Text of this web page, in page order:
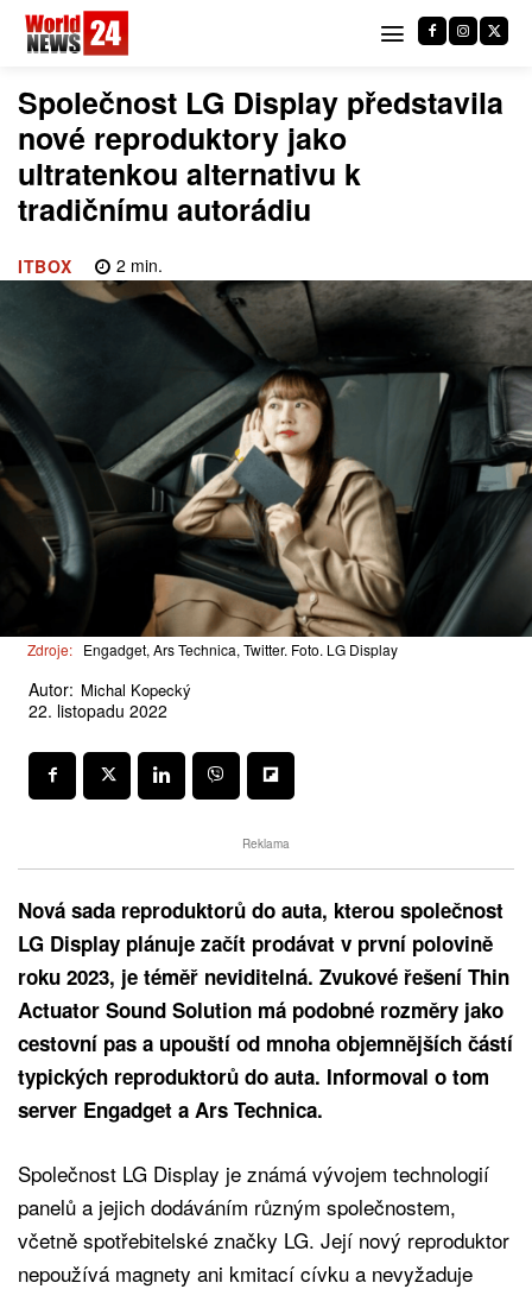
Společnost LG Display představila
nové reproduktory jako
ultratenkou alternativu k
tradičnímu autorádiu
ITBOX 2 min.
Zdroje: Engadget, Ars Technica, Twitter. Foto. LG Display
Autor: Michal Kopecký
22. listopadu 2022
Reklama
Nová sada reproduktorů do auta, kterou společnost
LG Display plánuje začít prodávat v první polovině
roku 2023, je téměř neviditelná. Zvukové řešení Thin
Actuator Sound Solution má podobné rozměry jako
cestovní pas a upouští od mnoha objemnějších částí
typických reproduktorů do auta. Informoval o tom
server Engadget a Ars Technica.
Společnost LG Display je známá vývojem technologií
panelů a jejich dodáváním různým společnostem,
včetně spotřebitelské značky LG. Její nový reproduktor
nepoužívá magnety ani kmitací cívku a nevyžaduje